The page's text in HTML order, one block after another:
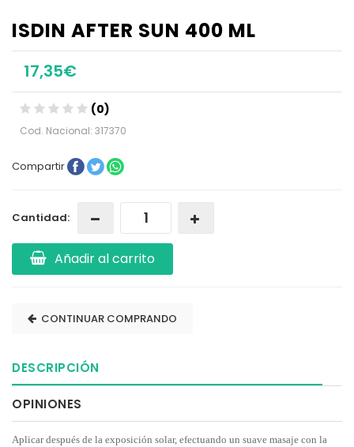
ISDIN AFTER SUN 400 ML
17,35€
(0)
Cod. Nacional: 317370
Compartir
Cantidad:
Añadir al carrito
CONTINUAR COMPRANDO
DESCRIPCIÓN
OPINIONES
Aplicar después de la exposición solar, efectuando un suave masaje con la